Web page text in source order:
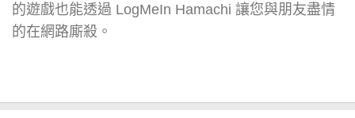
的遊戲也能透過 LogMeIn Hamachi 讓您與朋友盡情
的在網路廝殺。